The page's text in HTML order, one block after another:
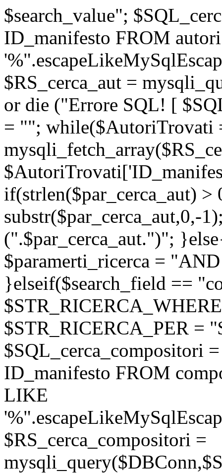
$search_value";
ID_manifesto FROM
$RS_cerca_aut =
or die ("Errore SQL! [
= ""; while($AutoriTrovati
if(strlen($par_cerca_aut) >
substr($par_cerca_aut,0,-
(".$par_cerca_aut.")";
$paramerti_ricerca =
}elseif($search_field ==
$STR_RICERCA_PER = "
$SQL_cerca_compositori
ID_manifesto FROM
LIKE
$RS_cerca_compositori =